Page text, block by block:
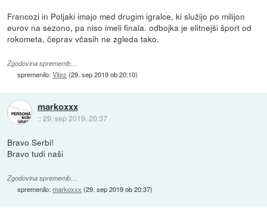
Francozi in Poljaki imajo med drugim igralce, ki služijo po milijon
eurov na sezono, pa niso imeli finala. odbojka je elitnejši šport od
rokometa, čeprav včasih ne zgleda tako.
Zgodovina sprememb…
spremenilo:Vitez (29. sep 2019 ob 20:10)
markoxxx
::29. sep 2019, 20:37
Bravo Serbi!
Bravo tudi naši
Zgodovina sprememb…
spremenilo:markoxxx (29. sep 2019 ob 20:37)